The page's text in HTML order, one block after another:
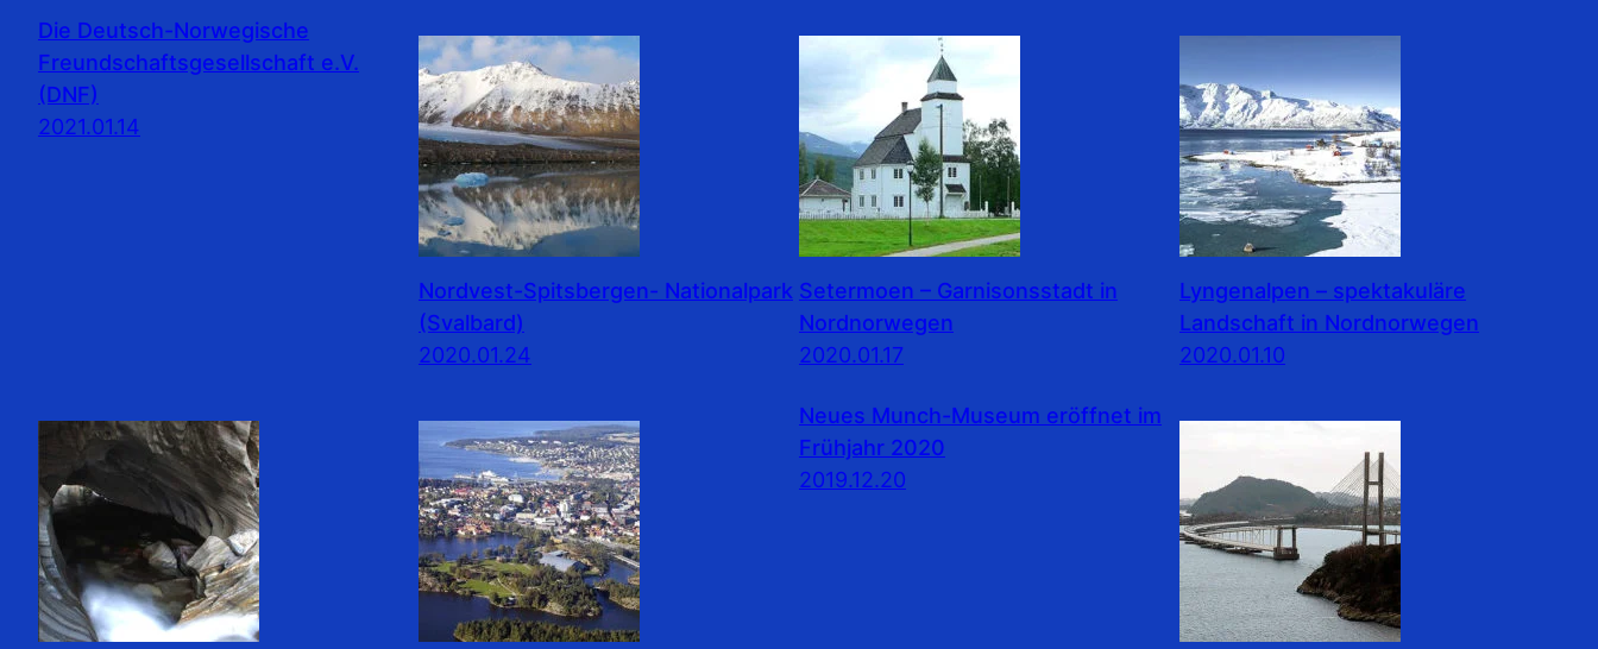
Die Deutsch-Norwegische
Freundschaftsgesellschaft e.V.
(DNF)
2021.01.14
Nordvest-Spitsbergen- Nationalpark
(Svalbard)
2020.01.24
Setermoen – Garnisonsstadt in
Nordnorwegen
2020.01.17
Lyngenalpen – spektakuläre
Landschaft in Nordnorwegen
2020.01.10
Neues Munch-Museum eröffnet im
Frühjahr 2020
2019.12.20